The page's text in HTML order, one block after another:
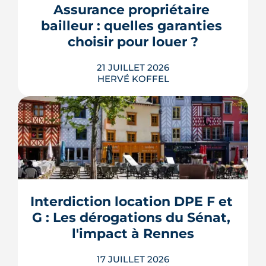
bureaux et logements de fonction
pourraient à terme changer de mains,
sans que la liste ni le calendrier s...
LIRE L'ARTICLE
Assurance propriétaire
bailleur : quelles garanties
choisir pour louer ?
21 JUILLET 2026
HERVÉ KOFFEL
Louer, c'est aussi assurer. Entre
l'obligation légale, les garanties utiles
et les options commerciales, ce guide
bien sans payer pour rien.
LIRE L'ARTICLE
Interdiction location DPE F et
G : Les dérogations du Sénat,
l'impact à Rennes
17 JUILLET 2026